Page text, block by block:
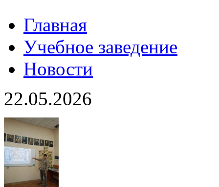
Главная
Учебное заведение
Новости
22.05.2026